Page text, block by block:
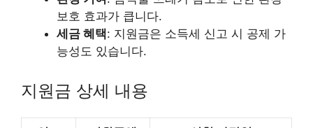
보호 효과가 큽니다.
세금 혜택: 지원금은 소득세 신고 시 공제 가
능성도 있습니다.
지원금 상세 내용